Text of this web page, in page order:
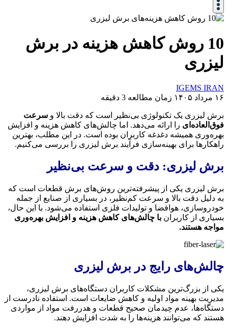
10 روش کاهش هزینه‌ در برش
لیزری
IGEMS IRAN
۱۶ مرداد ۱۴۰۵
زمان مطالعه 3 دقیقه
برش لیزری یک تکنولوژی بی‌نظیر است که دقت بالا و سرعت
فوق‌العاده‌ای را ارائه می‌دهد. اما چالش‌های کاهش هزینه و افزایش
بهره‌وری همیشه دغدغه کاربران بوده است. در این مطلب، بهترین
راهکارها برای بهینه‌سازی فرآیند برش لیزری را بررسی می‌کنیم.
برش لیزری: دقت و سرعت بی‌نظیر
برش لیزری یکی از پیشرفته‌ترین روش‌های برش قطعات است که
به دلیل دقت بالا و سرعت کم‌نظیر، در بسیاری از صنایع از جمله
خودروسازی، هوافضا و تولیدات فلزی استفاده می‌شود. با این حال،
بسیاری از کاربران با چالش‌های کاهش هزینه و افزایش بهره‌وری
مواجه هستند.
چالش‌های رایج در برش لیزری
یکی از بزرگ‌ترین مشکلات کاربران دستگاه‌های برش لیزری،
مدیریت بهینه مواد اولیه و کاهش ضایعات است. استفاده نادرست از
دستگاه‌ها، عدم چیدمان صحیح قطعات و هدررفت مواد از مواردی
هستند که می‌توانند هزینه‌ها را به شدت افزایش دهند.